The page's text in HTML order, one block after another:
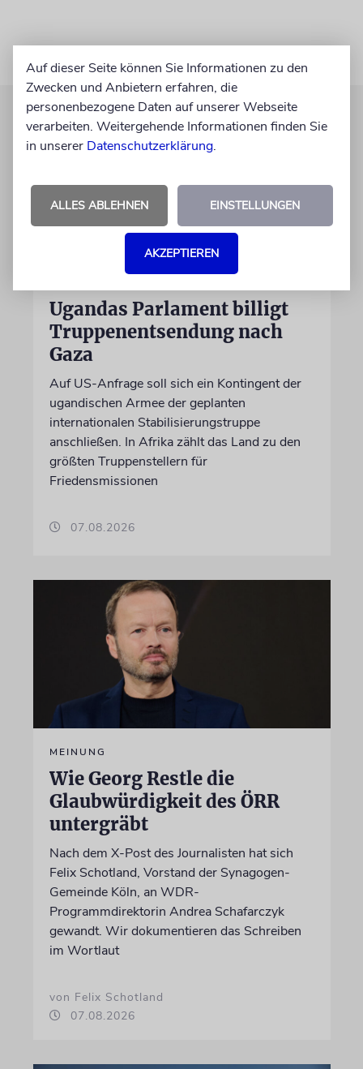
Ugandas Parlament billigt
Truppenentsendung nach
Gaza
Auf US-Anfrage soll sich ein Kontingent der
ugandischen Armee der geplanten
internationalen Stabilisierungstruppe
anschließen. In Afrika zählt das Land zu den
größten Truppenstellern für
Friedensmissionen
07.08.2026
MEINUNG
Wie Georg Restle die
Glaubwürdigkeit des ÖRR
untergräbt
Nach dem X-Post des Journalisten hat sich
Felix Schotland, Vorstand der Synagogen-
Gemeinde Köln, an WDR-
Programmdirektorin Andrea Schafarczyk
gewandt. Wir dokumentieren das Schreiben
im Wortlaut
von Felix Schotland
07.08.2026
Auf dieser Seite können Sie Informationen zu den
Zwecken und Anbietern erfahren, die
personenbezogene Daten auf unserer Webseite
verarbeiten. Weitergehende Informationen finden Sie
in unserer Datenschutzerklärung.
ALLES ABLEHNEN EINSTELLUNGEN
AKZEPTIEREN